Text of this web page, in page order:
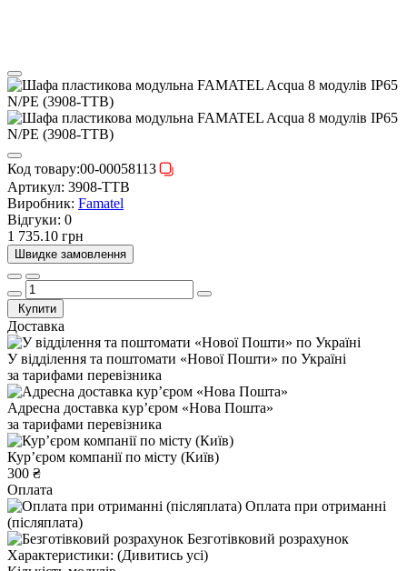
Код товару:00-00058113
Артикул: 3908-TTB
Виробник: Famatel
Відгуки: 0
1 735.10 грн
Швидке замовлення
Купити
Доставка
У відділення та поштомати «Нової Пошти» по Україні
за тарифами перевізника
Адресна доставка курʼєром «Нова Пошта»
за тарифами перевізника
Курʼєром компанії по місту (Київ)
300 ₴
Оплата
Оплата при отриманні
(післяплата)
Безготівковий розрахунок
Характеристики: (Дивитись усі)